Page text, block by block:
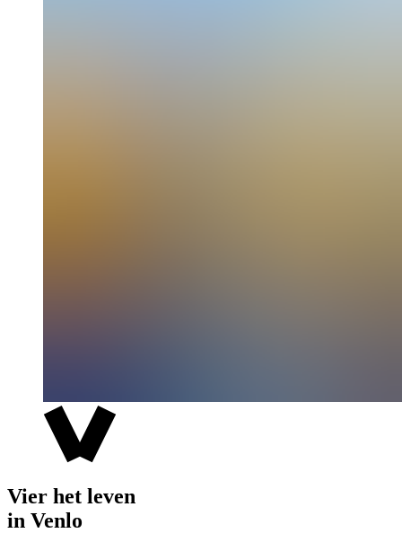
Vier het leven
in Venlo